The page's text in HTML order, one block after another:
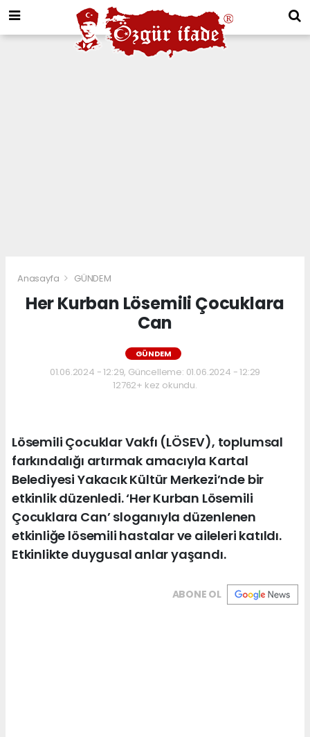
Anasayfa GÜNDEM
Her Kurban Lösemili Çocuklara
Can
GÜNDEM
01.06.2024 - 12:29, Güncelleme: 01.06.2024 - 12:29
12762+ kez okundu.
Lösemili Çocuklar Vakfı (LÖSEV), toplumsal
farkındalığı artırmak amacıyla Kartal
Belediyesi Yakacık Kültür Merkezi’nde bir
etkinlik düzenledi. ‘Her Kurban Lösemili
Çocuklara Can’ sloganıyla düzenlenen
etkinliğe lösemili hastalar ve aileleri katıldı.
Etkinlikte duygusal anlar yaşandı.
ABONE OL